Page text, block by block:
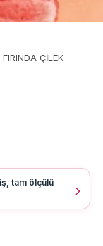
ÇİLEK
tam ölçülü